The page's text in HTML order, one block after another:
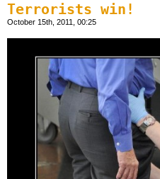
Terrorists win!
October 15th, 2011, 00:25